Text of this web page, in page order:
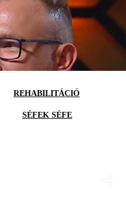
REHABILITÁCIÓ
SÉFEK SÉFE